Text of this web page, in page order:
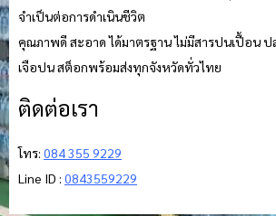
จำเป็นต่อการดำเนินชีวิต
คุณภาพดี สะอาด ได้มาตรฐาน ไม่มีสารปนเปื้อน ป
เจือปน สต็อกพร้อมส่งทุกจังหวัดทั่วไทย
ติดต่อเรา
โทร: 084 355 9229
Line ID : 0843559229